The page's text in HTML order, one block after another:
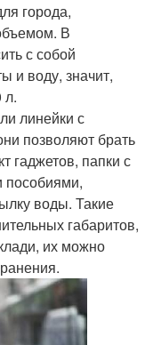
города,
В
с собой
и воду, значит,
л.
линейки с
позволяют брать
гаджетов, папки с
пособиями,
воды. Такие
габаритов,
их можно